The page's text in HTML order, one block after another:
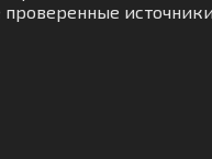
проверенные